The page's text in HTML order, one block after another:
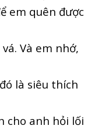
em quên được
Và em nhớ,
là siêu thích
cho anh hỏi lối